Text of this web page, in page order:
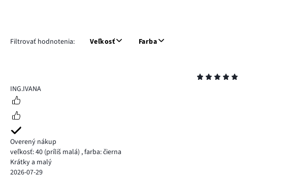
Filtrovať hodnotenia: Veľkosť Farba
5
ING.IVANA
Overený nákup
veľkosť: 40 (príliš malá) ,farba: čierna
Krátky a malý
2026-07-29